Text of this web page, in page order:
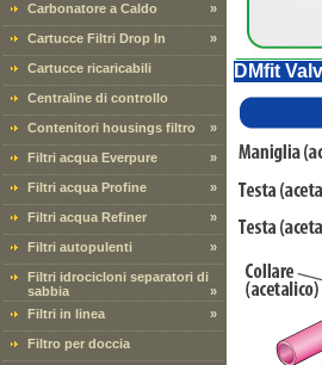
Carbonatore a Caldo »
Cartucce Filtri Drop In »
Cartucce ricaricabili
Centraline di controllo
Contenitori housings filtro »
Filtri acqua Everpure »
Filtri acqua Profine »
Filtri acqua Refiner »
Filtri autopulenti »
Filtri idrocicloni separatori di
sabbia
»
Filtri in linea
»
Filtro per doccia
DMfit